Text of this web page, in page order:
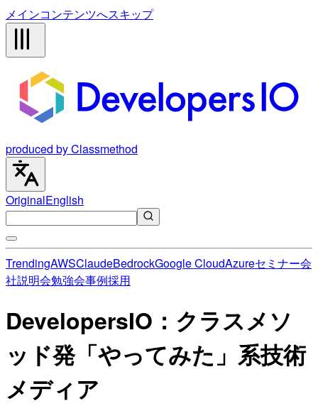
メインコンテンツへスキップ
produced by Classmethod
OriginalEnglish
TrendingAWSClaudeBedrockGoogle CloudAzureセミナー会
社説明会勉強会事例採用
DevelopersIO：クラスメソ
ッド発「やってみた」系技術
メディア